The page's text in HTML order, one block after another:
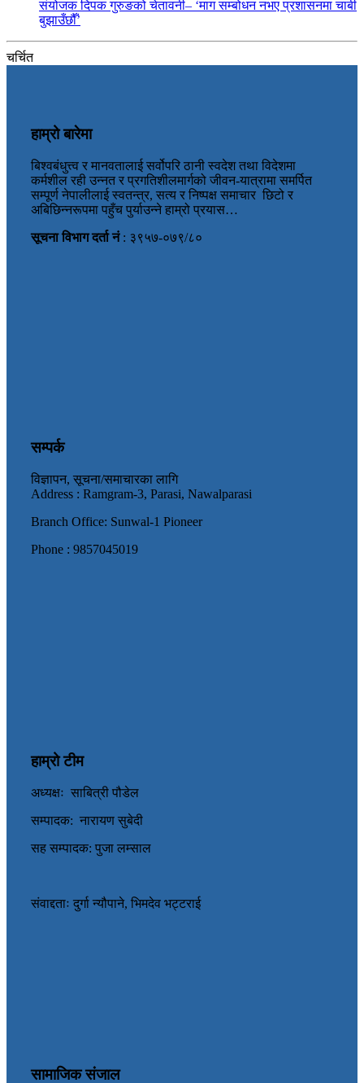
संयोजक दिपक गुरुङको चेतावनी– ‘माग सम्बोधन नभए प्रशासनमा चाबी
बुझाउँछौँ’
चर्चित
हाम्रो बारेमा
बिश्वबंधुत्त्व र मानवतालाई सर्वोपरि ठानी स्वदेश तथा विदेशमा
कर्मशील रही उन्नत र प्रगतिशीलमार्गको जीवन-यात्रामा समर्पित
सम्पूर्ण नेपालीलाई स्वतन्त्र, सत्य र निष्पक्ष समाचार छिटो र
अबिछिन्नरूपमा पहुँच पुर्याउन्ने हाम्रो प्रयास…
सूचना विभाग दर्ता नं: ३९५७-०७९/८०
सम्पर्क
विज्ञापन, सूचना/समाचारका लागि
Address : Ramgram-3, Parasi, Nawalparasi
Branch Office: Sunwal-1 Pioneer
Phone : 9857045019
हाम्रो टीम
अध्यक्षः साबित्री पौडेल
सम्पादक: नारायण सुबेदी
सह सम्पादक: पुजा लम्साल
संवाद्दताः दुर्गा न्यौपाने, भिमदेव भट्टराई
सामाजिक संजाल